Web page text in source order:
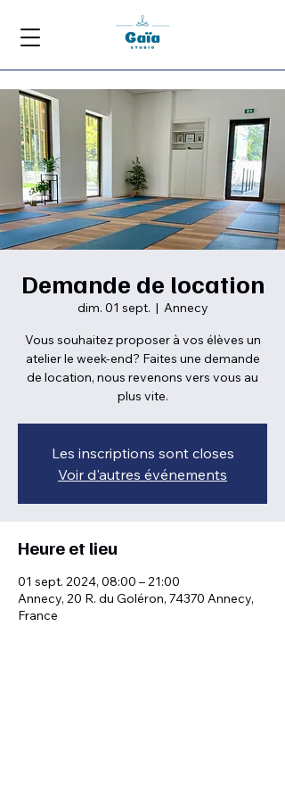
Demande de location
dim. 01 sept.
  |
Annecy
Vous souhaitez proposer à vos élèves un
atelier le week-end? Faites une demande
de location, nous revenons vers vous au
plus vite.
Les inscriptions sont closes
Voir d'autres événements
Heure et lieu
01 sept. 2024, 08:00 – 21:00
Annecy, 20 R. du Goléron, 74370 Annecy,
France